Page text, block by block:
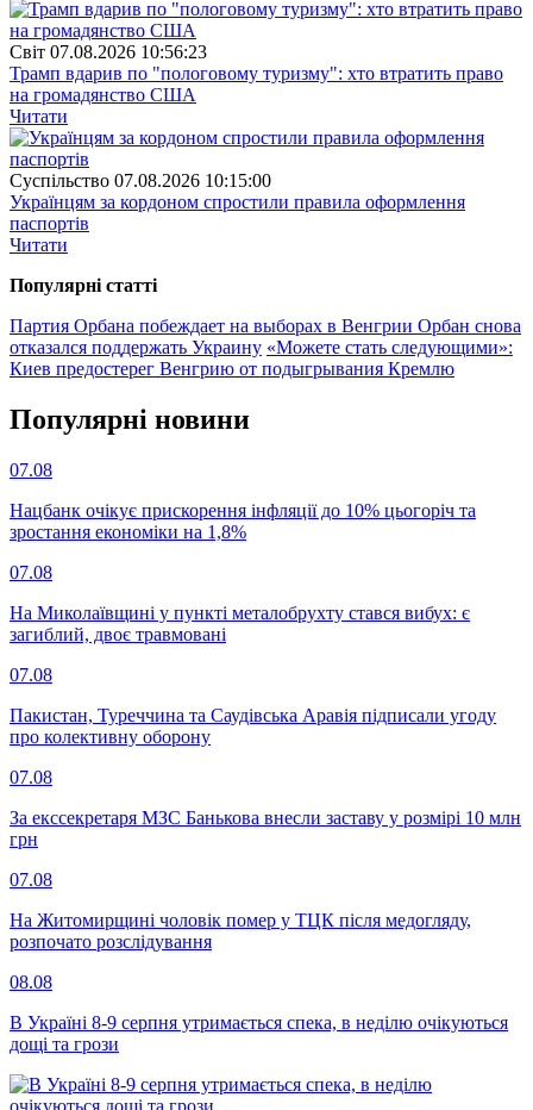
Свiт 07.08.2026 10:56:23
Трамп вдарив по "пологовому туризму": хто втратить право
на громадянство США
Читати
Суспiльство 07.08.2026 10:15:00
Українцям за кордоном спростили правила оформлення
паспортів
Читати
Популярнi статтi
Партия Орбана побеждает на выборах в Венгрии Орбан снова
отказался поддержать Украину «Можете стать следующими»:
Киев предостерег Венгрию от подыгрывания Кремлю
Популярнi новини
07.08
Нацбанк очікує прискорення інфляції до 10% цьогоріч та
зростання економіки на 1,8%
07.08
На Миколаївщині у пункті металобрухту стався вибух: є
загиблий, двоє травмовані
07.08
Пакистан, Туреччина та Саудівська Аравія підписали угоду
про колективну оборону
07.08
За екссекретаря МЗС Банькова внесли заставу у розмірі 10 млн
грн
07.08
На Житомирщині чоловік помер у ТЦК після медогляду,
розпочато розслідування
08.08
В Україні 8-9 серпня утримається спека, в неділю очікуються
дощі та грози